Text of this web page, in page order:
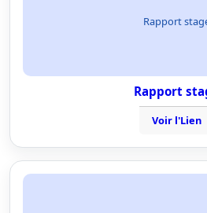
Rapport
Rapport
Voir l'Lien